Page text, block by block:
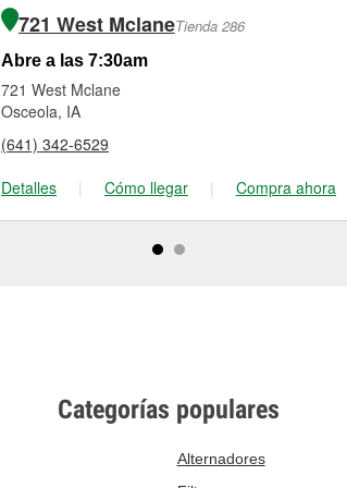
721 West MclaneTienda 286
Abre a las 7:30am
721 West Mclane
Osceola, IA
(641) 342-6529
Detalles
| Cómo llegar | Compra ahora
Categorías populares
Alternadores